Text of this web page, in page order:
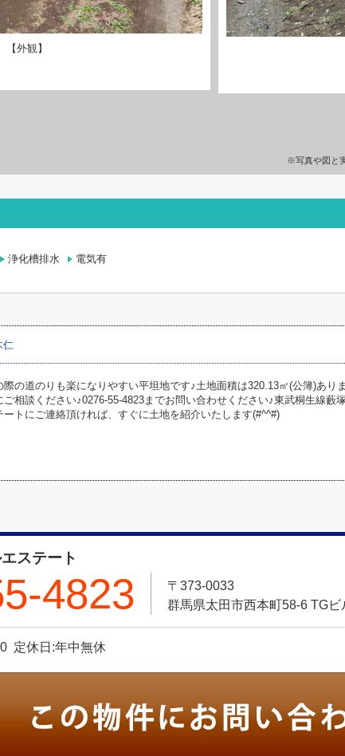
【外観】
※写真や図と
浄化槽排水 電気有
仁
際の道のりも楽になりやすい平坦地です♪土地面積は320.13㎡(公簿)あり
ご相談ください♪0276-55-4823までお問い合わせください♪東武桐生線藪
ートにご連絡頂ければ、すぐに土地を紹介いたします(#^^#)
ステート
4823
〒373-0033
群馬県太田市西本町58-6 TGビ
定休日:年中無休